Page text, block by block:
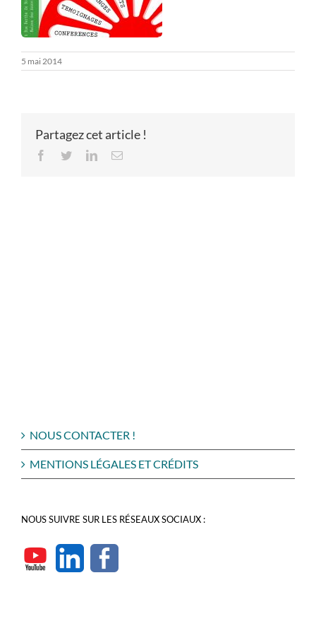
5 mai 2014
Partagez cet article !
Facebook
TwitterLinkedInEmail
NOUS CONTACTER !
MENTIONS LÉGALES ET CRÉDITS
NOUS SUIVRE SUR LES RÉSEAUX SOCIAUX :